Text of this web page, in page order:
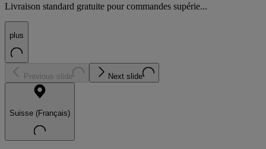
Livraison standard gratuite pour commandes supérie...
plus
Previous slide Next slide
Suisse (Français)